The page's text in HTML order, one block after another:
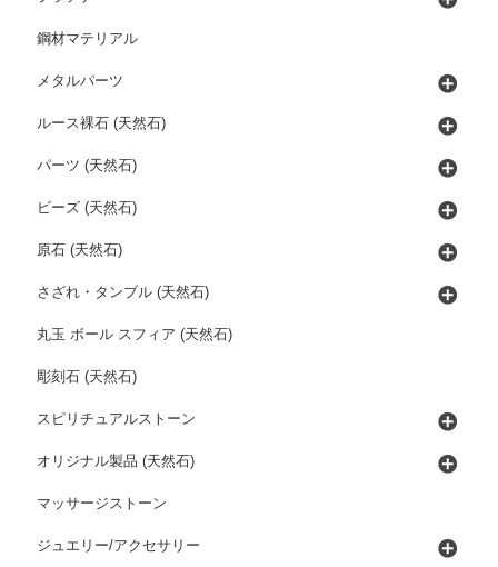
鋼材マテリアル
メタルパーツ
ルース裸石 (天然石)
パーツ (天然石)
ビーズ (天然石)
原石 (天然石)
さざれ・タンブル (天然石)
丸玉 ボール スフィア (天然石)
彫刻石 (天然石)
スピリチュアルストーン
オリジナル製品 (天然石)
マッサージストーン
ジュエリー/アクセサリー